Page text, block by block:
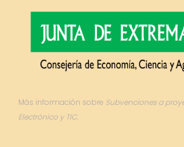
Más información sobre Subvenciones a
Electrónico y TIC.